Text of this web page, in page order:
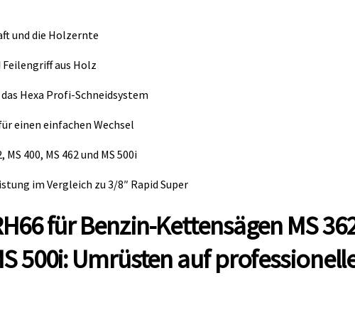
und die Holzernte
aus Holz
Hexa Profi-Schneidsystem
einen einfachen Wechsel
400, MS 462 und MS 500i
im Vergleich zu 3/8″ Rapid Super
für Benzin-Kettensägen MS
500i: Umrüsten auf